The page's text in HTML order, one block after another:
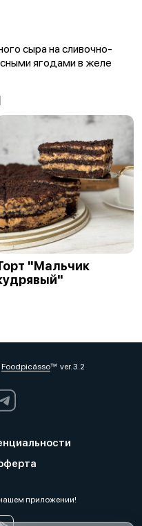
сыра на сливочно-
ягодами в желе
"Мальчик
Foodpicássover. 3.2
приложении!